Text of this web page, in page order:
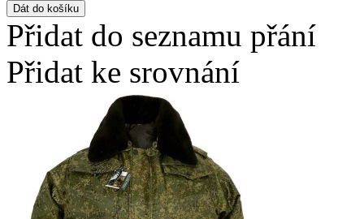
Přidat do seznamu přání
Přidat ke srovnání